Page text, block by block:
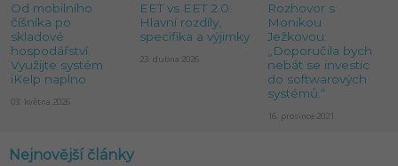
Od mobilního
číšníka po
skladové
hospodářství.
Využijte systém
iKelp naplno
03. května 2026
EET vs EET 2.0:
Hlavní rozdíly,
specifika a výjimky
23. dubna 2026
Rozhovor s
Monikou
Ježkovou:
„Doporučila bych
nebát se investic
do softwarových
systémů.“
16. prosince 2021
Nejnovější články